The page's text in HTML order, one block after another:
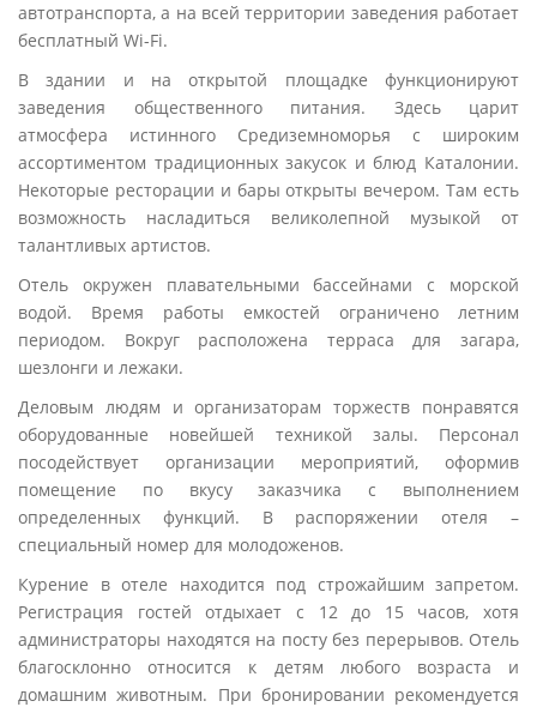
автотранспорта, а на всей территории заведения работает
бесплатный Wi-Fi.
В здании и на открытой площадке функционируют
заведения общественного питания. Здесь царит
атмосфера истинного Средиземноморья с широким
ассортиментом традиционных закусок и блюд Каталонии.
Некоторые ресторации и бары открыты вечером. Там есть
возможность насладиться великолепной музыкой от
талантливых артистов.
Отель окружен плавательными бассейнами с морской
водой. Время работы емкостей ограничено летним
периодом. Вокруг расположена терраса для загара,
шезлонги и лежаки.
Деловым людям и организаторам торжеств понравятся
оборудованные новейшей техникой залы. Персонал
посодействует организации мероприятий, оформив
помещение по вкусу заказчика с выполнением
определенных функций. В распоряжении отеля –
специальный номер для молодоженов.
Курение в отеле находится под строжайшим запретом.
Регистрация гостей отдыхает с 12 до 15 часов, хотя
администраторы находятся на посту без перерывов. Отель
благосклонно относится к детям любого возраста и
домашним животным. При бронировании рекомендуется